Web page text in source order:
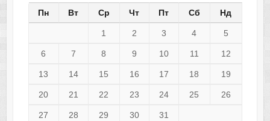
Пн Вт Ср Чт Пт Сб Нд
1 2 3 4 5
6 7 8 9 10 11 12
13 14 15 16 17 18 19
20 21 22 23 24 25 26
27 28 29 30
31